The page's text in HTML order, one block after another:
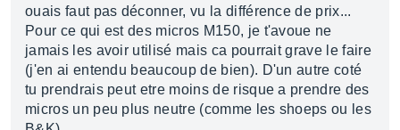
ouais faut pas déconner, vu la différence de prix...
Pour ce qui est des micros M150, je t'avoue ne
jamais les avoir utilisé mais ca pourrait grave le faire
(j'en ai entendu beaucoup de bien). D'un autre coté
tu prendrais peut etre moins de risque a prendre des
micros un peu plus neutre (comme les shoeps ou les